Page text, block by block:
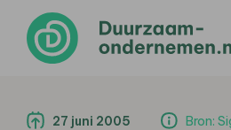
27 juni 2005 Bron: